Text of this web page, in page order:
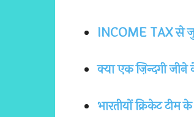
INCOME TAX से
क्या एक ज़िन्दगी
भारतीयों क्रिकेट टीम